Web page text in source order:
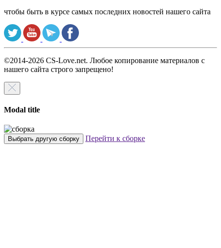
чтобы быть в курсе самых последних новостей нашего сайта
©2014-2026 CS-Love.net. Любое копирование материалов с
нашего сайта строго запрещено!
Modal title
Выбрать другую сборку Перейти к сборке